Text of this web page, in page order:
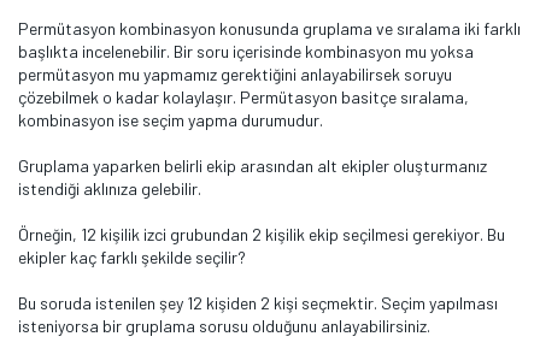
Permütasyon kombinasyon konusunda gruplama ve sıralama iki farklı
başlıkta incelenebilir. Bir soru içerisinde kombinasyon mu yoksa
permütasyon mu yapmamız gerektiğini anlayabilirsek soruyu
çözebilmek o kadar kolaylaşır. Permütasyon basitçe sıralama,
kombinasyon ise seçim yapma durumudur.
Gruplama yaparken belirli ekip arasından alt ekipler oluşturmanız
istendiği aklınıza gelebilir.
Örneğin, 12 kişilik izci grubundan 2 kişilik ekip seçilmesi gerekiyor. Bu
ekipler kaç farklı şekilde seçilir?
Bu soruda istenilen şey 12 kişiden 2 kişi seçmektir. Seçim yapılması
isteniyorsa bir gruplama sorusu olduğunu anlayabilirsiniz.